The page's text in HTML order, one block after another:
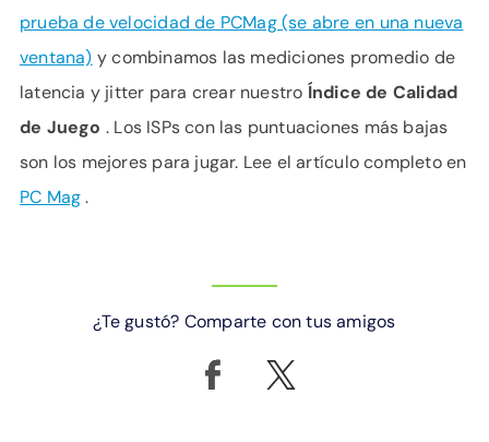
prueba de velocidad de PCMag (se abre en una nueva
ventana) y combinamos las mediciones promedio de
latencia y jitter para crear nuestro Índice de Calidad
de Juego . Los ISPs con las puntuaciones más bajas
son los mejores para jugar. Lee el artículo completo en
PC Mag.
¿Te gustó? Comparte con tus amigos